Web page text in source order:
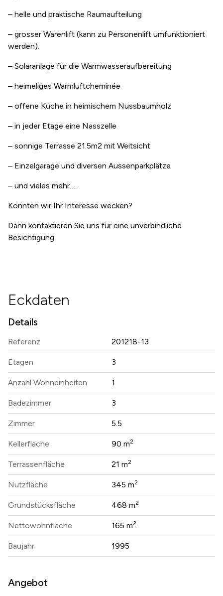
– helle und praktische Raumaufteilung
– grosser Warenlift (kann zu Personenlift umfunktioniert
werden).
– Solaranlage für die Warmwasseraufbereitung
– heimeliges Warmluftcheminée
– offene Küche in heimischem Nussbaumholz
– in jeder Etage eine Nasszelle
– sonnige Terrasse 21.5m2 mit Weitsicht
– Einzelgarage und diversen Aussenparkplätze
– und vieles mehr….
Konnten wir Ihr Interesse wecken?
Dann kontaktieren Sie uns für eine unverbindliche
Besichtigung.
Eckdaten
Details
Referenz 201218-13
Etagen 3
Anzahl Wohneinheiten 1
Badezimmer 3
Zimmer 5.5
Kellerfläche 90 m2
Terrassenfläche 21 m2
Nutzfläche 345 m2
Grundstücksfläche 468 m2
Nettowohnfläche 165 m2
Baujahr 1995
Angebot